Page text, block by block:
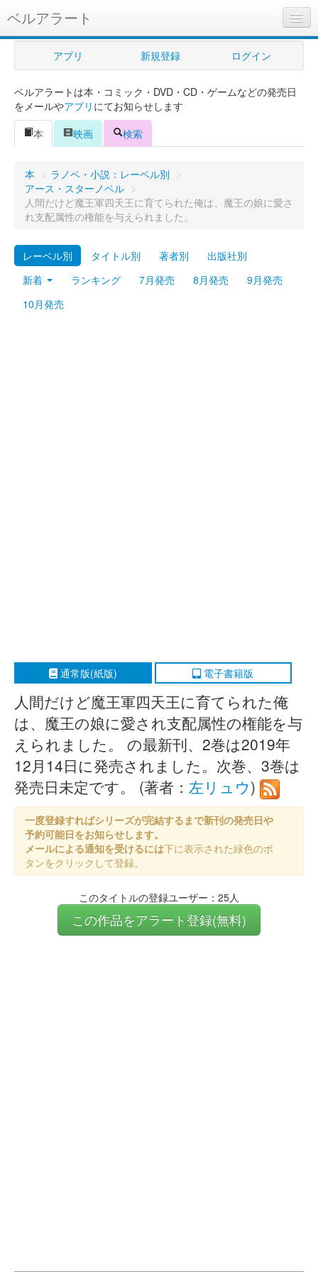
ベルアラート
ベルアラートとは
ヘルプ
新規登録
ログイン
購入管理
Myシェルフ
プレミアム
アプリ 新規登録 ログイン
ベルアラートは本・コミック・DVD・CD・ゲームなどの発売日
をメールやアプリ にてお知らせします
本
映画 検索
本 > ラノベ・小説：レーベル別 >
アース・スターノベル >
人間だけど魔王軍四天王に育てられた俺は、魔王の娘に愛さ
れ支配属性の権能を与えられました。
レーベル別 タイトル別 著者別
出版社別
新着
ランキング 7月発売 8月発売
9月発売
10月発売
通常版(紙版) 電子書籍版
人間だけど魔王軍四天王に育てられた俺
は、魔王の娘に愛され支配属性の権能を与
えられました。 の最新刊、2巻は2019年
12月14日に発売されました。次巻、3巻は
発売日未定です。 (著者： 左リュウ)
一度登録すればシリーズが完結するまで新刊の発売日や
予約可能日をお知らせします。
メールによる通知を受けるには下に表示された緑色のボ
タンをクリックして登録。
このタイトルの登録ユーザー：25人
この作品をアラート登録(無料)